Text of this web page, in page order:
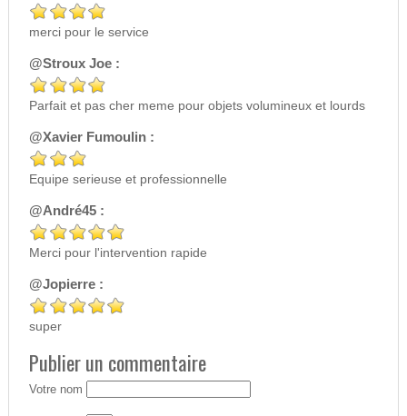
merci pour le service
@Stroux Joe :
Parfait et pas cher meme pour objets volumineux et lourds
@Xavier Fumoulin :
Equipe serieuse et professionnelle
@André45 :
Merci pour l'intervention rapide
@Jopierre :
super
Publier un commentaire
Votre nom